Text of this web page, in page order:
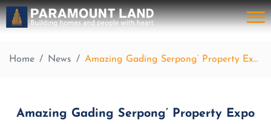
Home News Amazing Gading Serpong’ Property Expo 2024 Paramount Land Bagikan Promo Penjualan Menarik
Amazing Gading Serpong’ Property Expo